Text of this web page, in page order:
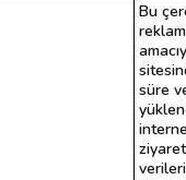
Bu
süre